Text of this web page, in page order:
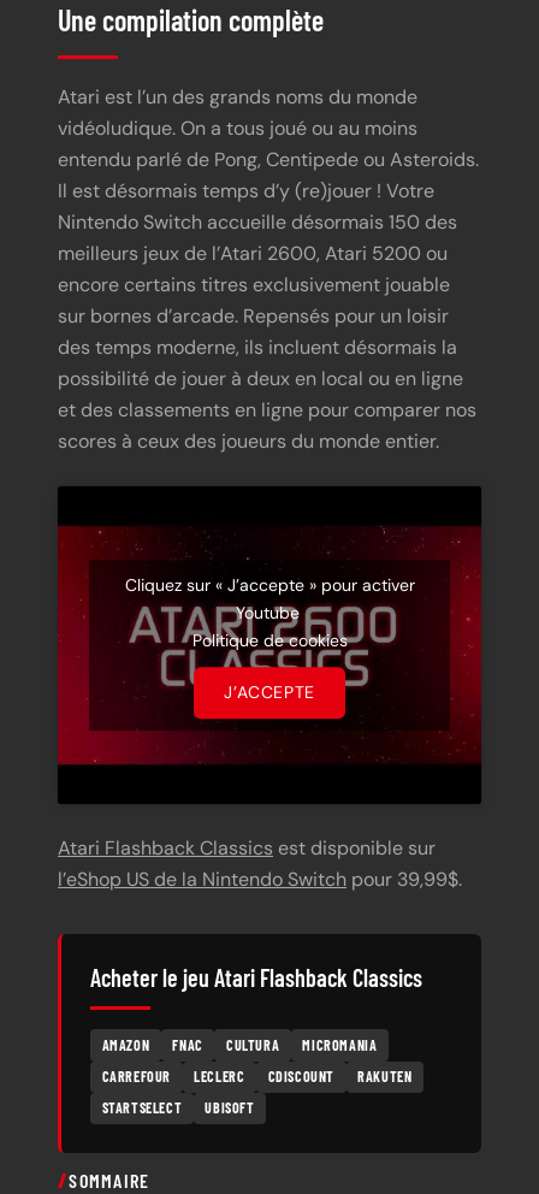
Une compilation complète
Atari est l’un des grands noms du monde
vidéoludique. On a tous joué ou au moins
entendu parlé de Pong, Centipede ou Asteroids.
Il est désormais temps d’y (re)jouer ! Votre
Nintendo Switch accueille désormais 150 des
meilleurs jeux de l’Atari 2600, Atari 5200 ou
encore certains titres exclusivement jouable
sur bornes d’arcade. Repensés pour un loisir
des temps moderne, ils incluent désormais la
possibilité de jouer à deux en local ou en ligne
et des classements en ligne pour comparer nos
scores à ceux des joueurs du monde entier.
Cliquez sur « J’accepte » pour activer
Youtube
Politique de cookies
J’ACCEPTE
Atari Flashback Classics est disponible sur
l’eShop US de la Nintendo Switch pour 39,99$.
Acheter le jeu Atari Flashback Classics
AMAZON FNAC CULTURA
MICROMANIA
CARREFOUR
LECLERC CDISCOUNT
RAKUTEN
STARTSELECT
UBISOFT
SOMMAIRE